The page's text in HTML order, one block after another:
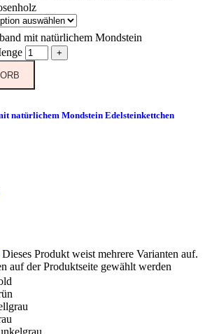
mit natürlichem Mondstein
+
natürlichem Mondstein Edelsteinkettchen
Dieses Produkt weist mehrere Varianten auf.
auf der Produktseite gewählt werden